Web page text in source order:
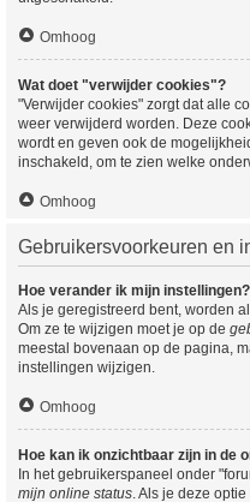
Omhoog
Wat doet "verwijder cookies"?
"Verwijder cookies" zorgt dat alle
weer verwijderd worden. Deze
wordt en geven ook de
inschakeld, om te zien welke
Omhoog
Gebruikersvoorkeuren en
Hoe verander ik mijn instellingen?
Als je geregistreerd bent, worden
Om ze te wijzigen moet je op de
meestal bovenaan op de pagina,
instellingen wijzigen.
Omhoog
Hoe kan ik onzichtbaar zijn in de
In het gebruikerspaneel onder
mijn online status. Als je deze